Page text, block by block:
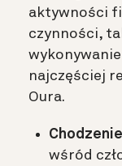
aktywności
czynności,
najczęściej
Oura.
Chodzenie
wśród